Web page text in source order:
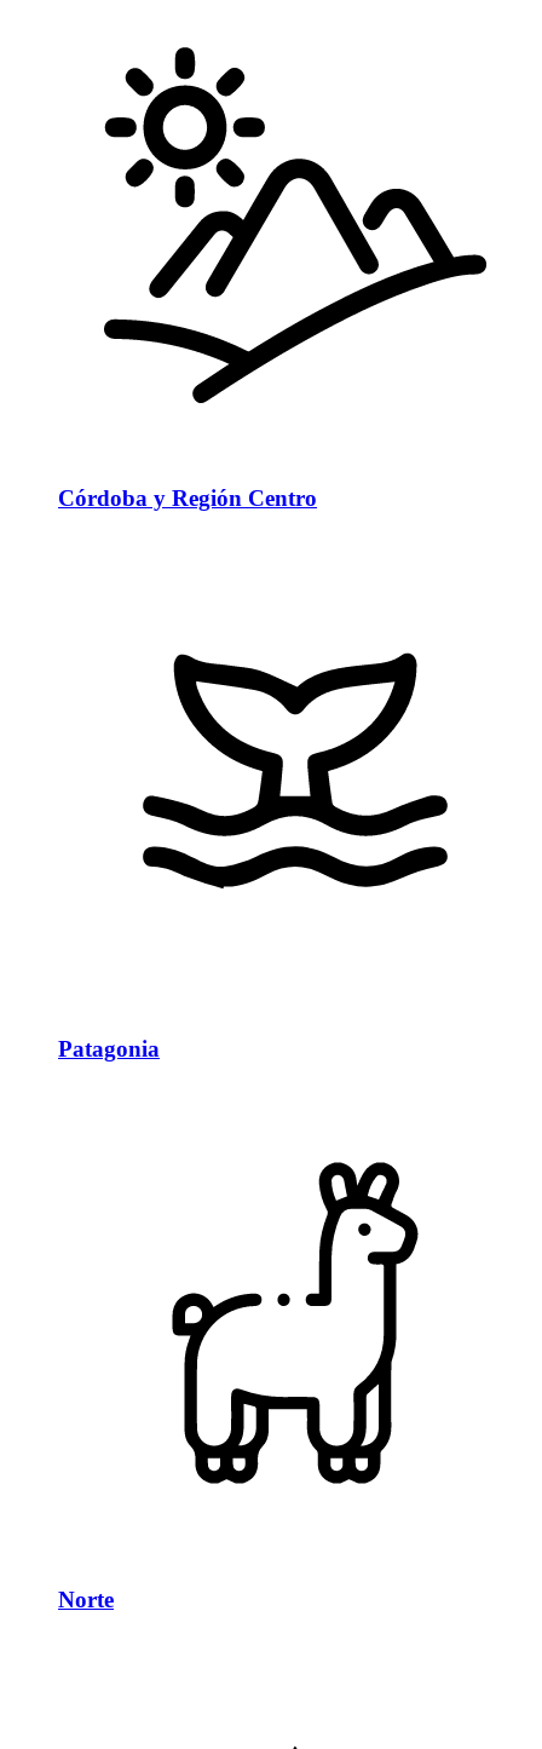
Córdoba y Región Centro
Patagonia
Norte